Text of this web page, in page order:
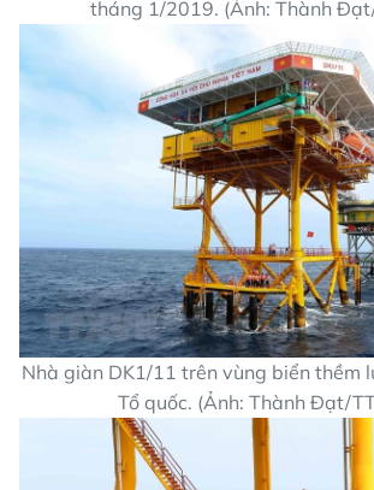
tháng 1/2019. (Ảnh: Thành
Nhà giàn DK1/11 trên vùng biển thềm
Tổ quốc. (Ảnh: Thành Đạt/